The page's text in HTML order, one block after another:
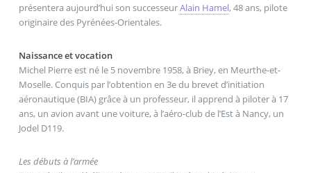
présentera aujourd’hui son successeurAlain Hamel, 48 ans, pilote
originaire des Pyrénées-Orientales.
Naissance et vocation
Michel Pierre est né le 5 novembre 1958, à Briey, en Meurthe-et-
Moselle. Conquis par l’obtention en 3e du brevet d’initiation
aéronautique (BIA) grâce à un professeur, il apprend à piloter à 17
ans, un avion avant une voiture, à l’aéro-club de l’Est à Nancy, un
Jodel D119.
Les débuts à l’armée